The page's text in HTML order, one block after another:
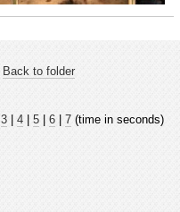
Back to folder
3 4 5 6 7 (time in seconds)